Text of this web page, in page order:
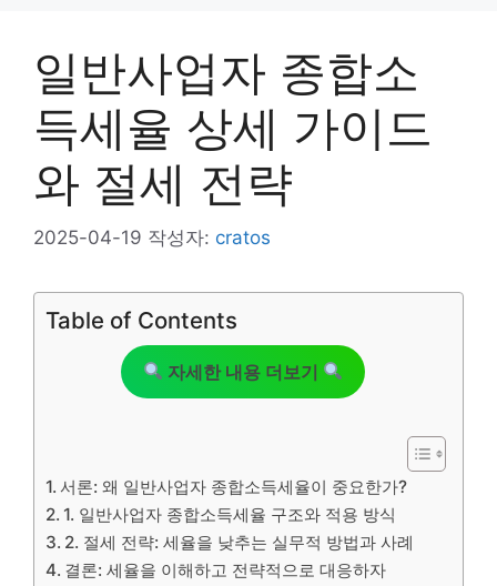
일반사업자 종합소
득세율 상세 가이드
와 절세 전략
2025-04-19 작성자: cratos
Table of Contents
자세한 내용 더보기
서론: 왜 일반사업자 종합소득세율이 중요한가?
1. 일반사업자 종합소득세율 구조와 적용 방식
2. 절세 전략: 세율을 낮추는 실무적 방법과 사례
결론: 세율을 이해하고 전략적으로 대응하자